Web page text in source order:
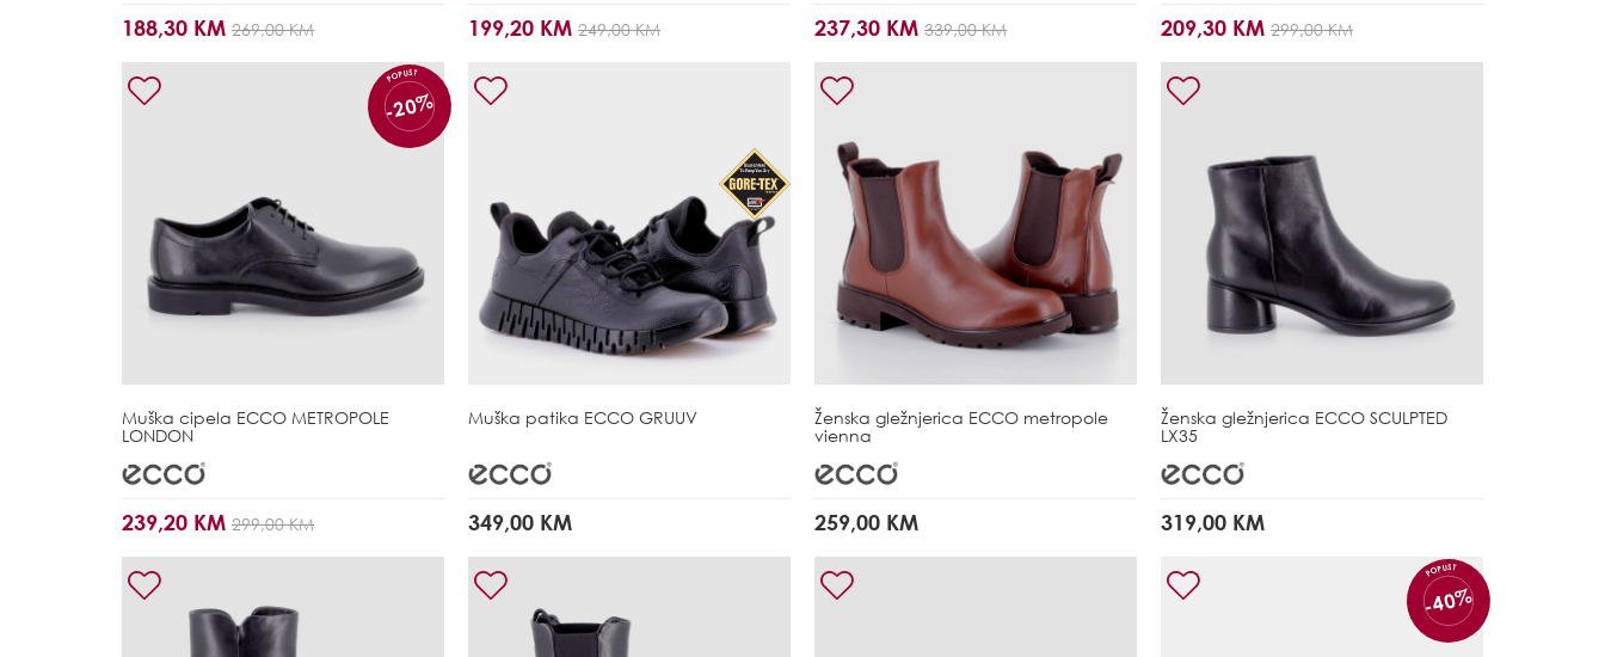
188,30 KM 269,00 KM 199,20 KM 249,00 KM 237,30 KM 339,00 KM 209,30 KM 299,00 KM
POPUST
-20%
Muška cipela ECCO METROPOLE
LONDON
239,20 KM 299,00 KM
Muška patika ECCO GRUUV
349,00 KM
Ženska gležnjerica ECCO metropole
vienna
259,00 KM
Ženska gležnjerica ECCO SCULPTED
LX35
319,00 KM
POPUST
-40%